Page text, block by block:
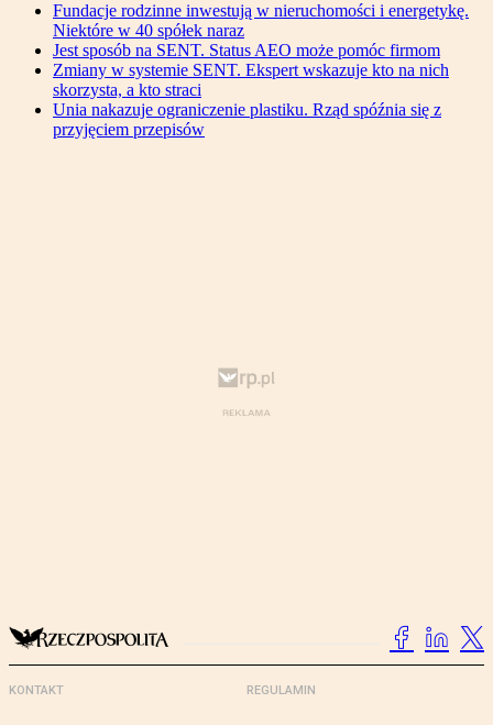
Fundacje rodzinne inwestują w nieruchomości i energetykę.
Niektóre w 40 spółek naraz
Jest sposób na SENT. Status AEO może pomóc firmom
Zmiany w systemie SENT. Ekspert wskazuje kto na nich
skorzysta, a kto straci
Unia nakazuje ograniczenie plastiku. Rząd spóźnia się z
przyjęciem przepisów
KONTAKT REGULAMIN